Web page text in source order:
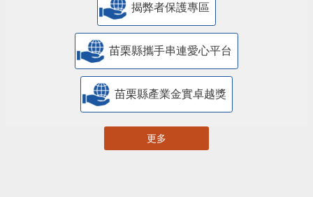
揭弊者保護專區
苗栗縣攜手串連愛心平台
苗栗縣產業金實卓越獎
更多